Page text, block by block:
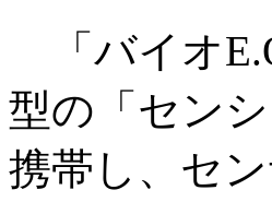
「バイオ
型の「セン
携帯し、セ